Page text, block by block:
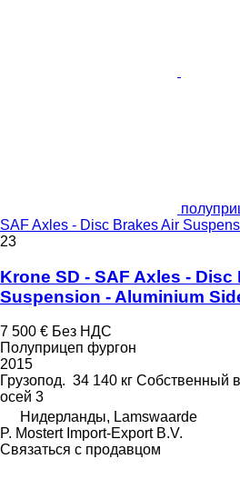
SAF Axles - Disc Brakes Air
23
Krone SD - SAF Axles - Disc
Suspension - Aluminium
7 500 € Без НДС
Полуприцеп фургон
2015
Грузопод. 34 140 кг Собственный
осей 3
Нидерланды, Lamswaarde
P. Mostert Import-Export B.V.
Связаться с продавцом